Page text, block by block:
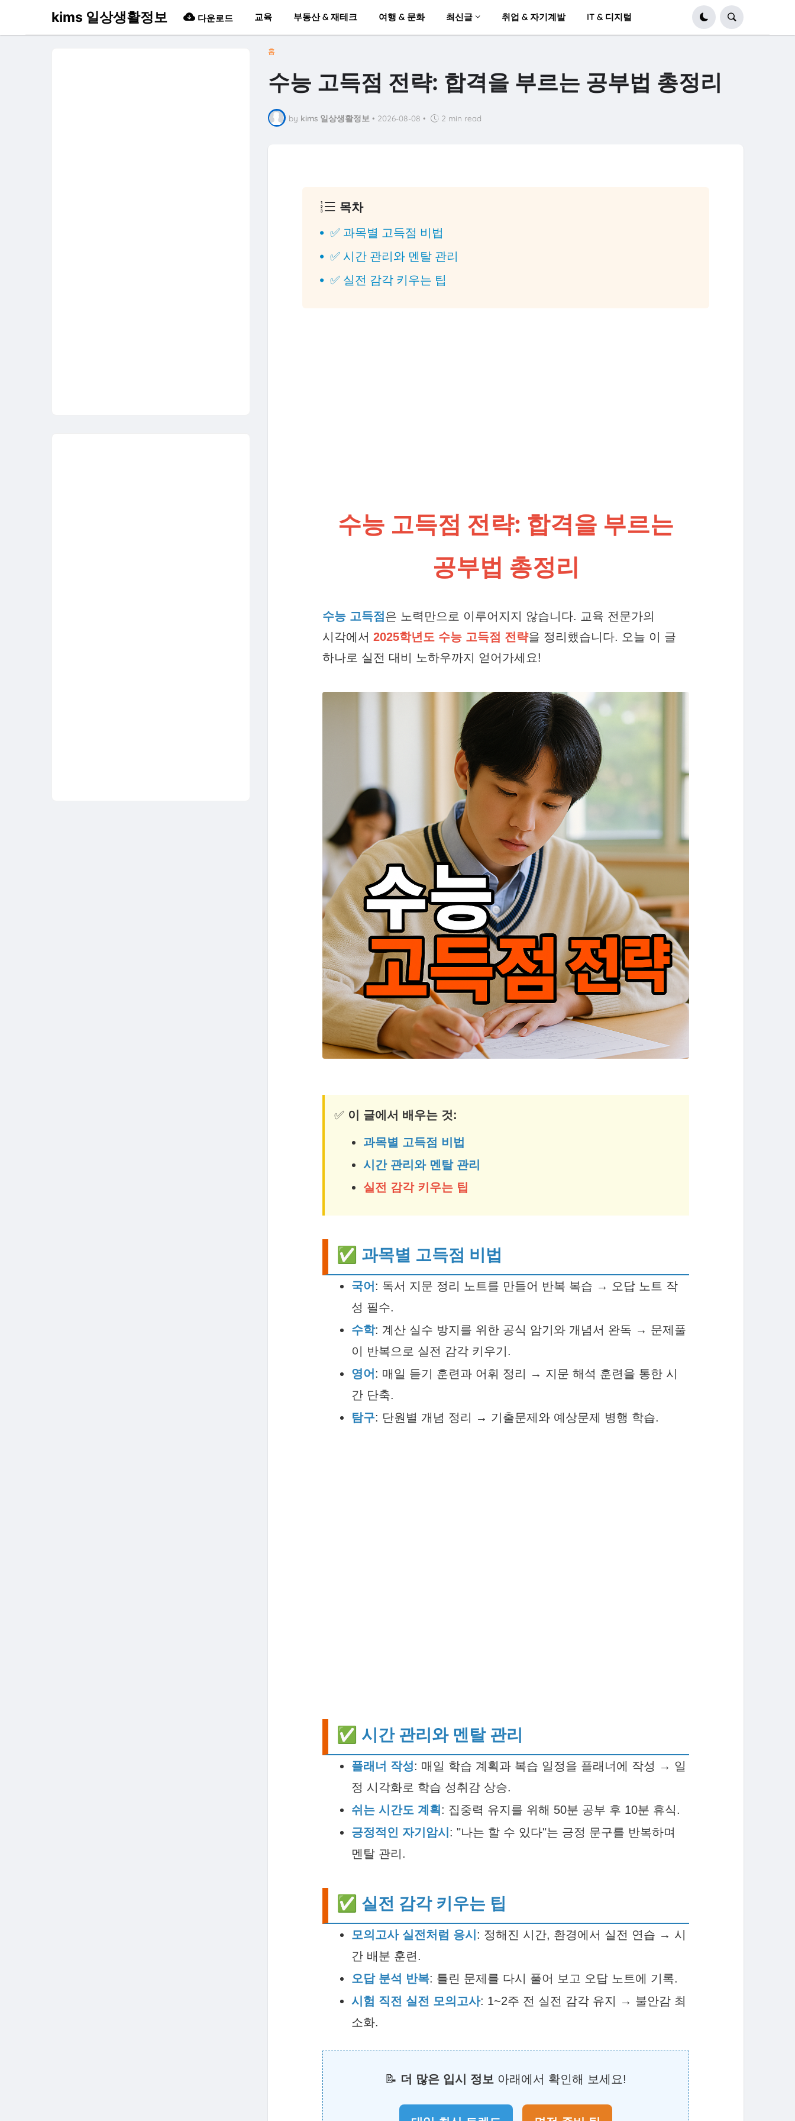
kims 일상생활정보 다운로드 교육 부동산 & 재테크 여행 & 문화 최신글 취업 & 자기계발 IT & 디지털
홈
수능 고득점 전략: 합격을 부르는 공부법 총정리
by kims 일상생활정보 • 2026-08-08 • 2 min read
목차
✅ 과목별 고득점 비법
✅ 시간 관리와 멘탈 관리
✅ 실전 감각 키우는 팁
수능 고득점 전략: 합격을 부르는
공부법 총정리
수능 고득점은 노력만으로 이루어지지 않습니다. 교육 전문가의
시각에서2025학년도 수능 고득점 전략을 정리했습니다. 오늘 이 글
하나로 실전 대비 노하우까지 얻어가세요!
✅ 이 글에서 배우는 것:
과목별 고득점 비법
시간 관리와 멘탈 관리
실전 감각 키우는 팁
✅ 과목별 고득점 비법
국어 : 독서 지문 정리 노트를 만들어 반복 복습 → 오답 노트 작
성 필수.
수학: 계산 실수 방지를 위한 공식 암기와 개념서 완독 → 문제풀
이 반복으로 실전 감각 키우기.
영어 : 매일 듣기 훈련과 어휘 정리 → 지문 해석 훈련을 통한 시
간 단축.
탐구: 단원별 개념 정리 → 기출문제와 예상문제 병행 학습.
✅ 시간 관리와 멘탈 관리
플래너 작성: 매일 학습 계획과 복습 일정을 플래너에 작성 → 일
정 시각화로 학습 성취감 상승.
쉬는 시간도 계획 : 집중력 유지를 위해 50분 공부 후 10분 휴식.
긍정적인 자기암시 : "나는 할 수 있다"는 긍정 문구를 반복하며
멘탈 관리.
✅ 실전 감각 키우는 팁
모의고사 실전처럼 응시 : 정해진 시간, 환경에서 실전 연습 → 시
간 배분 훈련.
오답 분석 반복: 틀린 문제를 다시 풀어 보고 오답 노트에 기록.
시험 직전 실전 모의고사: 1~2주 전 실전 감각 유지 → 불안감 최
소화.
📝 더 많은 입시 정보 아래에서 확인해 보세요!